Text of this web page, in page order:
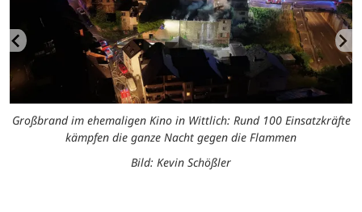
Großbrand im ehemaligen Kino in Wittlich: Rund 100 Einsatzkräfte
kämpfen die ganze Nacht gegen die Flammen
Bild: Kevin Schößler